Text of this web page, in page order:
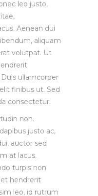
leo justo,
Aenean dui
aliquam
volutpat. Ut
ullamcorper
finibus ut. Sed
consectetur.
non.
justo ac,
auctor sed
at lacus.
turpis non
hendrerit
leo, id rutrum